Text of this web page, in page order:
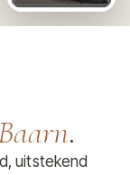
.
uitstekend